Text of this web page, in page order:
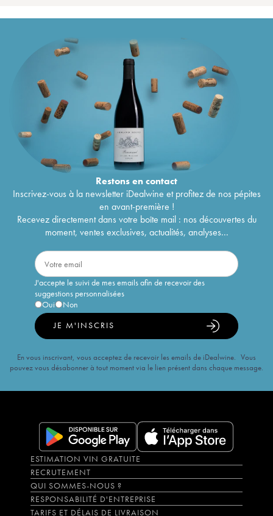
Restons encontact
Inscrivez-vous à la newsletter iDealwine et profitez de nos pépites
en avant-première !
Recevez directement dans votre boîte mail : nos découvertes du
moment, ventes exclusives, actualités, analyses...
J'accepte le suivi de mes emails afin de recevoir des
suggestions personnalisées
Oui
Non
JE M'INSCRIS
En vous inscrivant, vous acceptez de recevoir les emails de iDealwine. Vous
pouvez vous désabonner à tout moment via le lien présent dans chaque message.
ESTIMATION VIN GRATUITE
RECRUTEMENT
QUI SOMMES-NOUS ?
RESPONSABILITÉ D'ENTREPRISE
TARIFS ET DÉLAIS DE LIVRAISON